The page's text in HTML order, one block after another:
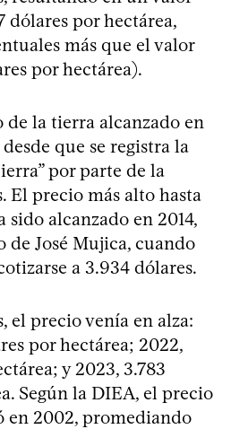
dólares por hectárea,
más que el valor
por hectárea).
la tierra alcanzado en
que se registra la
por parte de la
El precio más alto hasta
sido alcanzado en 2014,
de José Mujica, cuando
a 3.934 dólares.
el precio venía en alza:
por hectárea; 2022,
y 2023, 3.783
Según la DIEA, el precio
en 2002, promediando